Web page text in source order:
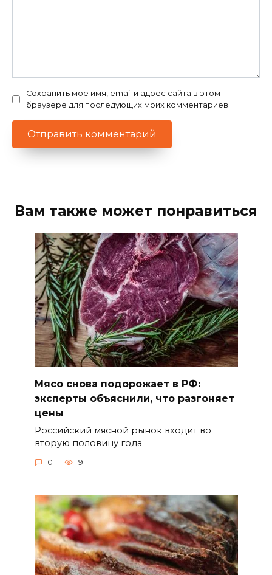
Сохранить моё имя, email и адрес сайта в этом
браузере для последующих моих комментариев.
Вам также может понравиться
Мясо снова подорожает в РФ:
эксперты объяснили, что разгоняет
цены
Российский мясной рынок входит во
вторую половину года
0 9